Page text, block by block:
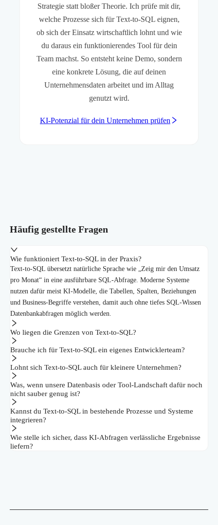
Strategie statt bloßer Theorie. Ich prüfe mit dir,
welche Prozesse sich für Text-to-SQL eignen,
ob sich der Einsatz wirtschaftlich lohnt und wie
du daraus ein funktionierendes Tool für dein
Team machst. So entsteht keine Demo, sondern
eine konkrete Lösung, die auf deinen
Unternehmensdaten arbeitet und im Alltag
genutzt wird.
KI-Potenzial für dein Unternehmen prüfen
Häufig gestellte Fragen
Wie funktioniert Text-to-SQL in der Praxis?
Text-to-SQL übersetzt natürliche Sprache wie „Zeig mir den Umsatz
pro Monat“ in eine ausführbare SQL-Abfrage. Moderne Systeme
nutzen dafür meist KI-Modelle, die Tabellen, Spalten, Beziehungen
und Business-Begriffe verstehen, damit auch ohne tiefes SQL-Wissen
Datenbankabfragen möglich werden.
Wo liegen die Grenzen von Text-to-SQL?
Brauche ich für Text-to-SQL ein eigenes Entwicklerteam?
Lohnt sich Text-to-SQL auch für kleinere Unternehmen?
Was, wenn unsere Datenbasis oder Tool-Landschaft dafür noch
nicht sauber genug ist?
Kannst du Text-to-SQL in bestehende Prozesse und Systeme
integrieren?
Wie stelle ich sicher, dass KI-Abfragen verlässliche Ergebnisse
liefern?